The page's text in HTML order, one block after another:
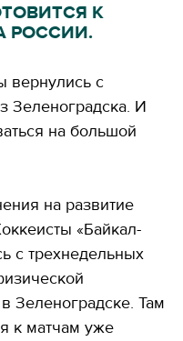
К
РОССИИ.
вернулись с
Зеленоградска. И
на большой
на развитие
«Байкал-
с трехнедельных
Зеленоградске. Там
к матчам уже